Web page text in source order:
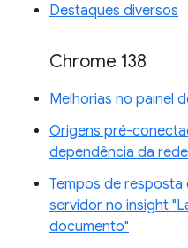
Destaques diversos
Chrome 138
Melhorias no painel
Origens pré-
dependência da
Tempos de
servidor no insight
documento"